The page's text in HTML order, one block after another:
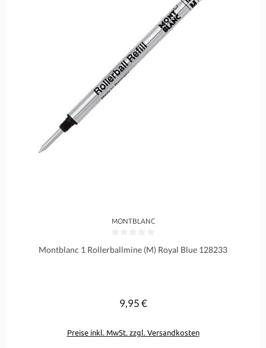
MONTBLANC
Montblanc 1 Rollerballmine (M) Royal Blue 128233
Regulärer Preis:
9,95 €
Preise inkl. MwSt. zzgl. Versandkosten